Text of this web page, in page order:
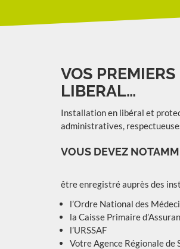
VOS
LIBERAL…
Installation en libéral et
administratives,
VOUS DEVEZ
être enregistré auprès des
l’Ordre National des
la Caisse Primaire
l’URSSAF
Votre Agence Régionale de